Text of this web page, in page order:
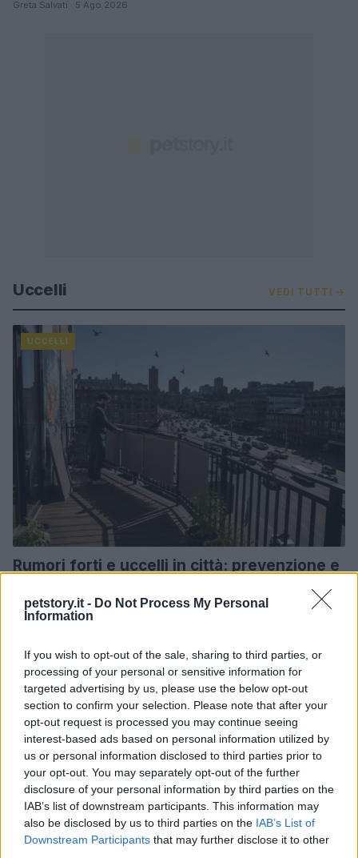
petstory.it - Do Not Process My Personal
Information
If you wish to opt-out of the sale, sharing to third parties, or
processing of your personal or sensitive information for
targeted advertising by us, please use the below opt-out
section to confirm your selection. Please note that after your
opt-out request is processed you may continue seeing
interest-based ads based on personal information utilized by
us or personal information disclosed to third parties prior to
your opt-out. You may separately opt-out of the further
disclosure of your personal information by third parties on the
IAB’s list of downstream participants. This information may
also be disclosed by us to third parties on the IAB’s List of
Downstream Participants that may further disclose it to other
Greta Salvati · 5 Ago 2026
Uccelli VEDI TUTTI →
UCCELLI
Rumori forti e uccelli in città: prevenzione e
Ridurre lo stress degli uccelli in città è possibile con misure
ambientali mirate, gestione della luce e suoni mascheranti,
Camilla Pellegrini · 7 Ago 2026
UCCELLI